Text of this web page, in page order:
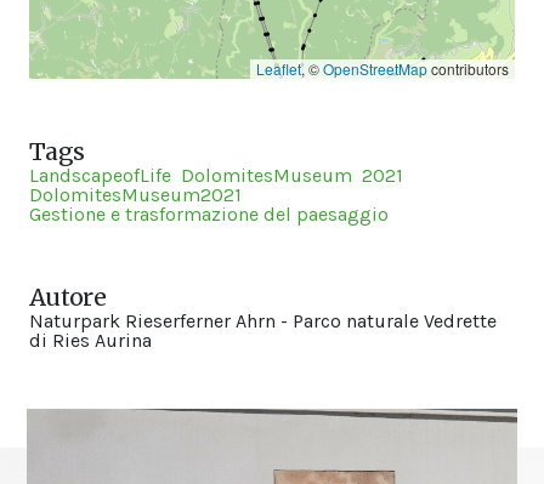
Leaflet, ©OpenStreetMapcontributors
Tags
LandscapeofLife DolomitesMuseum 2021
DolomitesMuseum2021
Gestione e trasformazione del paesaggio
Autore
Naturpark Rieserferner Ahrn - Parco naturale Vedrette
di Ries Aurina